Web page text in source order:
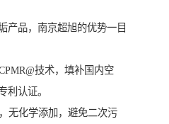
产品，南京超旭的优势一目
技术，填补国内空
利认证。
无化学添加，避免二次污